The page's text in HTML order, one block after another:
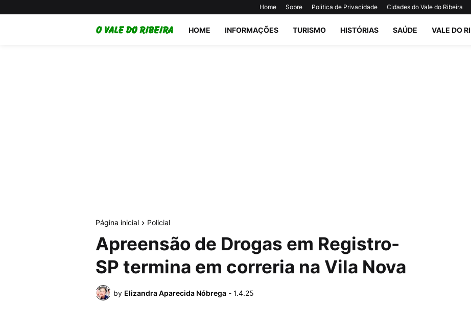
Home Sobre Politica de Privacidade Cidades do Vale do Ribeira
HOME INFORMAÇÕES TURISMO HISTÓRIAS SAÚDE VALE DO
Página inicial Policial
Apreensão de Drogas em Registro-
SP termina em correria na Vila Nova
by Elizandra Aparecida Nóbrega - 1.4.25